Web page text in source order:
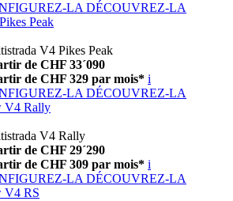
LA DÉCOUVREZ-LA
Peak
V4 Pikes Peak
de CHF 33´090
de CHF 329 par mois* i
LA DÉCOUVREZ-LA
V4 Rally
V4 Rally
de CHF 29´290
de CHF 309 par mois* i
LA DÉCOUVREZ-LA
V4 RS